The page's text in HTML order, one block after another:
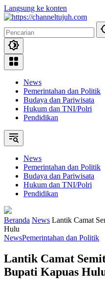
Langsung ke konten
News
Pemerintahan dan Politik
Budaya dan Pariwisata
Hukum dan TNI/Polri
Pendidikan
News
Pemerintahan dan Politik
Budaya dan Pariwisata
Hukum dan TNI/Polri
Pendidikan
Beranda News Lantik Camat
Hulu
NewsPemerintahan dan Politik
Lantik Camat
Bupati Kapuas